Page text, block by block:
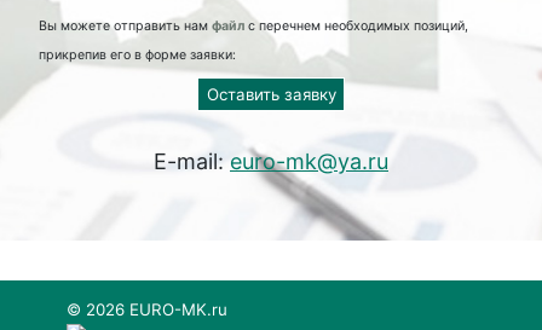
Вы можете отправить нам файлс перечнем необходимых позиций,
прикрепив его в форме заявки:
Оставить заявку
E-mail: euro-mk@ya.ru
© 2026 EURO-MK.ru